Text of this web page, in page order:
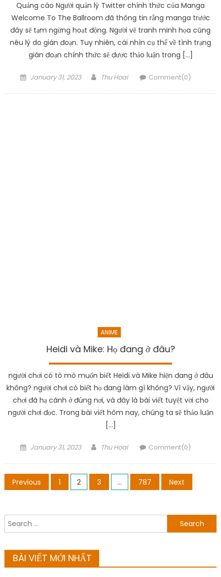
Quảng cáo Người quản lý Twitter chính thức của Manga
Welcome To The Ballroom đã thông tin rằng manga trước
đây sẽ tạm ngừng hoạt động. Người vẽ tranh minh họa cũng
nêu lý do gián đoạn. Tuy nhiên, cái nhìn cụ thể về tình trạng
gián đoạn chính thức sẽ được thảo luận trong […]
Posted
January 31, 2023 Author
Thu Hoai Comment(0)
ANIME
Heidi và Mike: Họ đang ở đâu?
người chơi có tò mò muốn biết Heidi và Mike hiện đang ở đâu
không? người chơi có biết họ đang làm gì không? Vì vậy, người
chơi đã hạ cánh ở đúng nơi, và đây là bài viết tuyệt vời cho
người chơi đọc. Trong bài viết hôm nay, chúng ta sẽ thảo luận
[…]
Posted
January 31, 2023 Author
Thu Hoai Comment(0)
Posts
Previous 1 2 3 … 787 Next
Search
for:
BÀI VIẾT MỚI NHẤT